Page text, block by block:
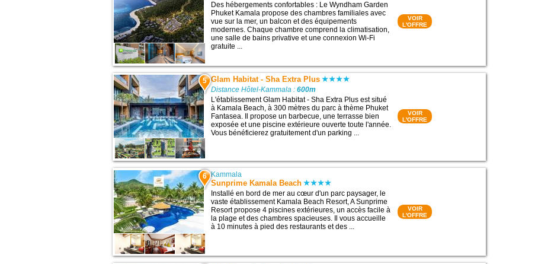
Des hébergements confortables : Le Wyndham Garden
Phuket Kamala propose des chambres familiales avec
vue sur la mer, un balcon et des équipements
modernes. Chaque chambre comprend la climatisation,
une salle de bains privative et une connexion Wi-Fi
gratuite ...
VOIR
L'OFFRE
5 Glam Habitat - Sha Extra Plus
Distance Hôtel-Kammala :600m
L'établissement Glam Habitat - Sha Extra Plus est situé
à Kamala Beach, à 300 mètres du parc à thème Phuket
Fantasea. Il propose un barbecue, une terrasse bien
exposée et une piscine extérieure ouverte toute l'année.
Vous bénéficierez gratuitement d'un parking ...
VOIR
L'OFFRE
6 Kammala
Sunprime Kamala Beach
Installé en bord de mer au cœur d'un parc paysager, le
vaste établissement Kamala Beach Resort, A Sunprime
Resort propose 4 piscines extérieures, un accès facile à
la plage et des chambres spacieuses. Il vous accueille
à 10 minutes à pied des restaurants et des ...
VOIR
L'OFFRE